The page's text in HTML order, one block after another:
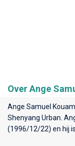
Over Ange
Ange Samuel
Shenyang Urban .
(1996/12/22) en hij